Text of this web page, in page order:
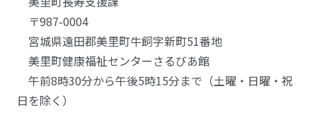
〒987-0004
宮城県遠田郡美里町牛飼字新町51番地
美里町健康福祉センターさるびあ館
午前8時30分から午後5時15分まで（土曜・日曜・祝
日を除く）